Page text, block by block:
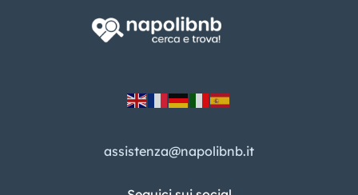
assistenza@napolibnb.it